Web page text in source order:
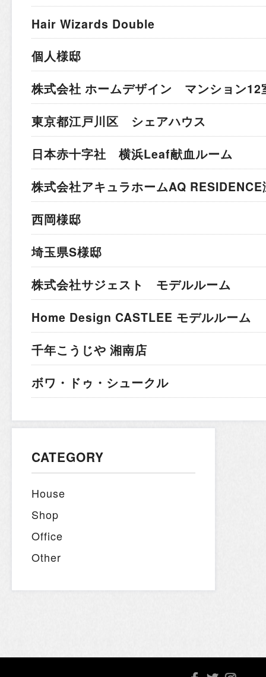
Hair Wizards Double
個人様邸
株式会社 ホームデザイン マンション12
東京都江戸川区 シェアハウス
日本赤十字社 横浜Leaf献血ルーム
株式会社アキュラホームAQ
西岡様邸
埼玉県S様邸
株式会社サジェスト モデルルーム
Home Design CASTLEE モデルルーム
千年こうじや 湘南店
ボワ・ドゥ・シュークル
CATEGORY
House
Shop
Office
Other